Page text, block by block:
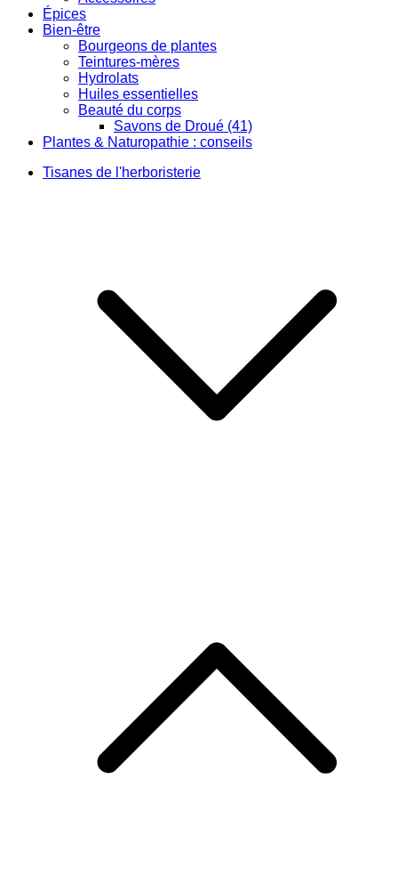
Épices
Bien-être
Bourgeons de plantes
Teintures-mères
Hydrolats
Huiles essentielles
Beauté du corps
Savons de Droué (41)
Plantes & Naturopathie : conseils
Tisanes de l'herboristerie